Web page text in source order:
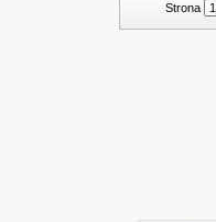
Strona